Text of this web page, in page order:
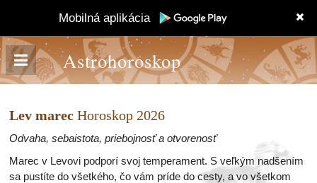
Mobilná aplikácia
Astrohoroskop
Lev marec Horoskop 2026
Odvaha, sebaistota, priebojnosť a otvorenosť
Marec v Levovi podporí svoj temperament. S veľkým nadšením
sa pustíte do všetkého, čo vám príde do cesty, a vo všetkom